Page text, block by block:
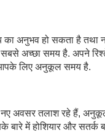
अनुभव हो सकता है तथा
अच्छा समय है. अपने रिश्ते
लिए अनुकूल समय है.
अवसर तलाश रहे हैं, अनुकूल
बारे में होशियार और